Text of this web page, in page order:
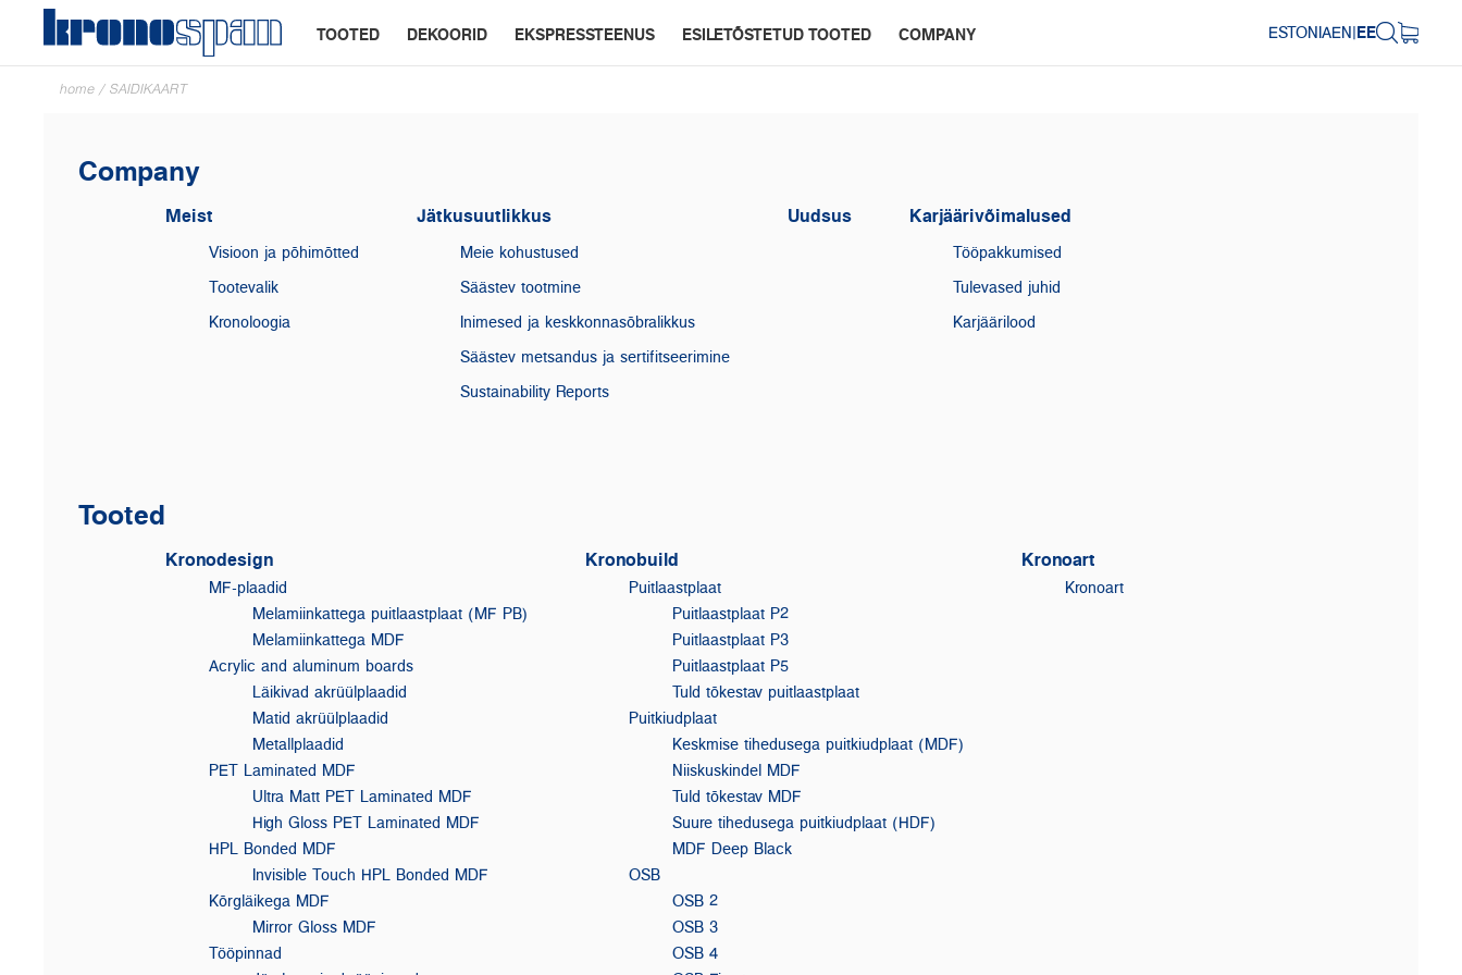
TOOTED DEKOORID EKSPRESSTEENUS ESILETÕSTETUD TOOTED COMPANY ESTONIAEN|EE
home / SAIDIKAART
Company
Meist
Visioon ja põhimõtted
Tootevalik
Kronoloogia
Jätkusuutlikkus
Meie kohustused
Säästev tootmine
Inimesed ja keskkonnasõbralikkus
Säästev metsandus ja sertifitseerimine
Sustainability Reports
Uudsus Karjäärivõimalused
Tööpakkumised
Tulevased juhid
Karjäärilood
Tooted
Kronodesign
MF-plaadid
Melamiinkattega puitlaastplaat (MF PB)
Melamiinkattega MDF
Acrylic and aluminum boards
Läikivad akrüülplaadid
Matid akrüülplaadid
Metallplaadid
PET Laminated MDF
Ultra Matt PET Laminated MDF
High Gloss PET Laminated MDF
HPL Bonded MDF
Invisible Touch HPL Bonded MDF
Kõrgläikega MDF
Mirror Gloss MDF
Tööpinnad
Kronobuild
Puitlaastplaat
Puitlaastplaat P2
Puitlaastplaat P3
Puitlaastplaat P5
Tuld tõkestav puitlaastplaat
Puitkiudplaat
Keskmise tihedusega puitkiudplaat (MDF)
Niiskuskindel MDF
Tuld tõkestav MDF
Suure tihedusega puitkiudplaat (HDF)
MDF Deep Black
OSB
OSB 2
OSB 3
OSB 4
Kronoart
Kronoart